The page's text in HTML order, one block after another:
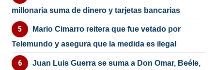
millonaria suma de dinero y tarjetas bancarias
Mario Cimarro reitera que fue vetado por
Telemundo y asegura que la medida es ilegal
Juan Luis Guerra se suma a Don Omar, Beéle,